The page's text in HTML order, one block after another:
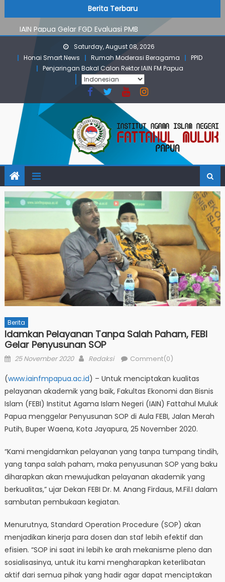
to
content
Berita Terbaru
IAIN Papua Gelar FGD Evaluasi PMB
KKN IAIN Papua: Kelompok Skow Sae Kolaborasi dengan
KKN UGM dan Uncen
Para Mahasiswa PGMI IAIN Papua Tembus Jurnal
Terindeks Google Scholar
Pembekalan KKN: Bangun Komunikasi Aktif dengan
Masyarakat
PMB Jalur Mandiri: Peserta Ujian Dari Lanny Jaya Hingga
Maluku
Saturday, August 08, 2026
Honai Smart News
Rumah Moderasi Beragama
PPID
Penjaringan Bakal Calon Rektor IAIN FM Papua
Berita
Idamkan Pelayanan Tanpa Salah Paham, FEBI
Gelar Penyusunan SOP
Posted
25 November 2020 Author
Redaksi Comment(0)
(www.iainfmpapua.ac.id) – Untuk menciptakan kualitas
pelayanan akademik yang baik, Fakultas Ekonomi dan Bisnis
Islam (FEBI) Institut Agama Islam Negeri (IAIN) Fattahul Muluk
Papua menggelar Penyusunan SOP di Aula FEBI, Jalan Merah
Putih, Buper Waena, Kota Jayapura, 25 November 2020.
“Kami mengidamkan pelayanan yang tanpa tumpang tindih,
yang tanpa salah paham, maka penyusunan SOP yang baku
diharapkan akan mewujudkan pelayanan akademik yang
berkualitas,” ujar Dekan FEBI Dr. M. Anang Firdaus, M.Fil.I dalam
sambutan pembukaan kegiatan.
Menurutnya, Standard Operation Procedure (SOP) akan
menjadikan kinerja para dosen dan staf lebih efektif dan
efisien. “SOP ini saat ini lebih ke arah mekanisme pleno dan
sosialisasinya, untuk itu kami mengharapkan keterlibatan
aktif dari semua pihak yang hadir agar dapat menciptakan